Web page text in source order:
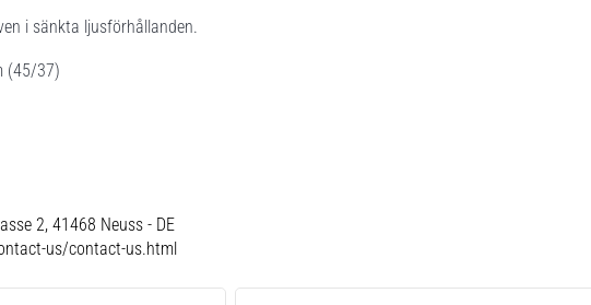
i sänkta ljusförhållanden.
(45/37)
2, 41468 Neuss - DE
us/contact-us.html